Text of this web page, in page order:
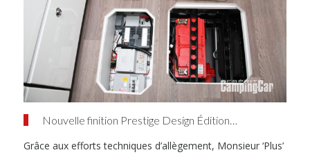
Nouvelle finition Prestige Design Édition…
Grâce aux efforts techniques d’allègement, Monsieur ‘Plus’